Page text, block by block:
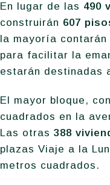
En lugar de las 490
construirán 607
la mayoría
para facilitar la
estarán destinadas
El mayor bloque, con
cuadrados en la
Las otras 388
plazas Viaje a la
metros cuadrados.